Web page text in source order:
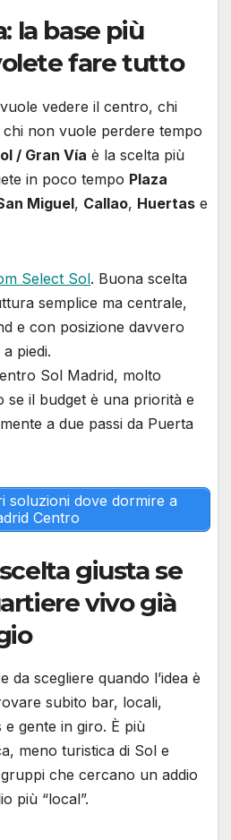
la base più
fare tutto
vedere il centro, chi
non vuole perdere tempo
/ Gran Vía è la scelta più
in poco tempo Plaza
Miguel, Callao, Huertas e
Select Sol. Buona scelta
semplice ma centrale,
e con posizione davvero
piedi.
Sol Madrid, molto
se il budget è una priorità e
a due passi da Puerta
soluzioni dove dormire a
Centro
giusta se
vivo già
da scegliere quando l’idea è
subito bar, locali,
gente in giro. È più
meno turistica di Sol e
che cercano un addio
più “local”.